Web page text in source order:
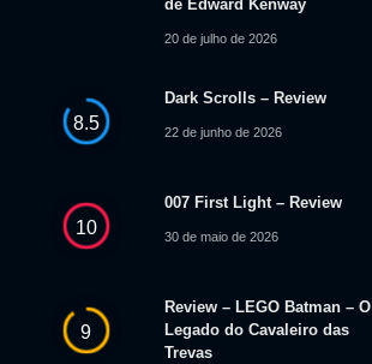
de Edward Kenway
20 de julho de 2026
8.5
Dark Scrolls – Review
22 de junho de 2026
10
007 First Light – Review
30 de maio de 2026
9
Review – LEGO Batman – O
Legado do Cavaleiro das
Trevas